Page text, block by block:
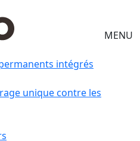
MENU
intégrés
unique contre les